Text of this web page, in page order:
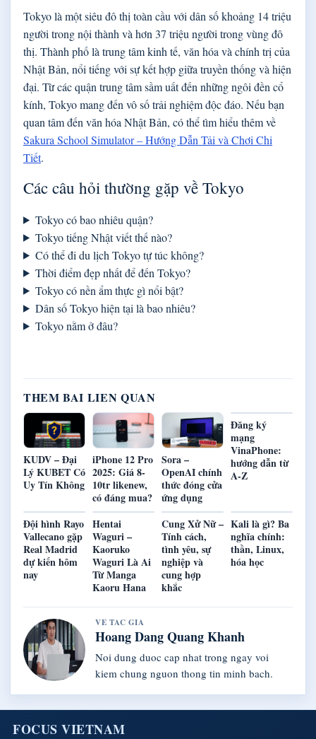
Tokyo là một siêu đô thị toàn cầu với dân số khoảng 14 triệu
người trong nội thành và hơn 37 triệu người trong vùng đô
thị. Thành phố là trung tâm kinh tế, văn hóa và chính trị của
Nhật Bản, nổi tiếng với sự kết hợp giữa truyền thống và hiện
đại. Từ các quận trung tâm sầm uất đến những ngôi đền cổ
kính, Tokyo mang đến vô số trải nghiệm độc đáo. Nếu bạn
quan tâm đến văn hóa Nhật Bản, có thể tìm hiểu thêm về
Sakura School Simulator – Hướng Dẫn Tải và Chơi Chi
Tiết.
Các câu hỏi thường gặp về Tokyo
Tokyo có bao nhiêu quận?
Tokyo tiếng Nhật viết thế nào?
Có thể đi du lịch Tokyo tự túc không?
Thời điểm đẹp nhất để đến Tokyo?
Tokyo có nền ẩm thực gì nổi bật?
Dân số Tokyo hiện tại là bao nhiêu?
Tokyo nằm ở đâu?
THEM BAI LIEN QUAN
KUDV – Đại
Lý KUBET Có
Uy Tín Không
iPhone 12 Pro
2025: Giá 8-
10tr likenew,
có đáng mua?
Sora –
OpenAI chính
thức đóng cửa
ứng dụng
Đăng ký
mạng
VinaPhone:
hướng dẫn từ
A-Z
Đội hình Rayo
Vallecano gặp
Real Madrid
dự kiến hôm
nay
Hentai
Waguri –
Kaoruko
Waguri Là Ai
Từ Manga
Kaoru Hana
Cung Xử Nữ –
Tính cách,
tình yêu, sự
nghiệp và
cung hợp
khắc
Kali là gì? Ba
nghĩa chính:
thần, Linux,
hóa học
VE TAC GIA
Hoang Dang Quang Khanh
Noi dung duoc cap nhat trong ngay voi
kiem chung nguon thong tin minh bach.
FOCUS VIETNAM